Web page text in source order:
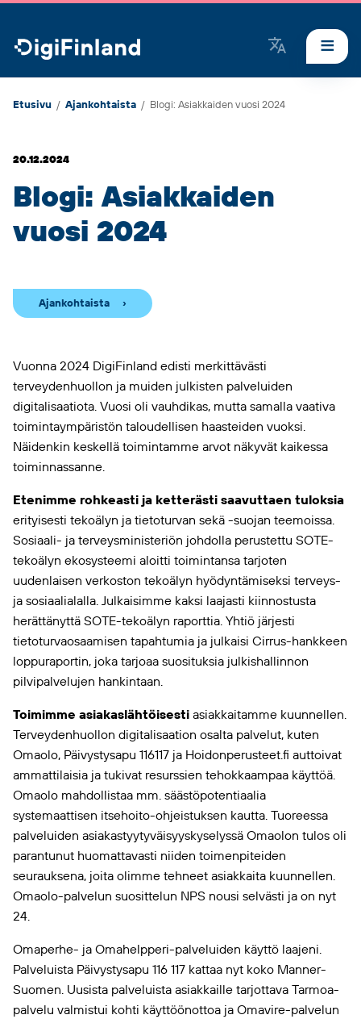
DigiFinland
Etusivu / Ajankohtaista / Blogi: Asiakkaiden vuosi 2024
20.12.2024
Blogi: Asiakkaiden
vuosi 2024
Ajankohtaista
Vuonna 2024 DigiFinland edisti merkittävästi
terveydenhuollon ja muiden julkisten palveluiden
digitalisaatiota. Vuosi oli vauhdikas, mutta samalla vaativa
toimintaympäristön taloudellisen haasteiden vuoksi.
Näidenkin keskellä toimintamme arvot näkyvät kaikessa
toiminnassanne.
Etenimme rohkeasti ja ketterästi saavuttaen tuloksia
erityisesti tekoälyn ja tietoturvan sekä -suojan teemoissa.
Sosiaali- ja terveysministeriön johdolla perustettu SOTE-
tekoälyn ekosysteemi aloitti toimintansa tarjoten
uudenlaisen verkoston tekoälyn hyödyntämiseksi terveys-
ja sosiaalialalla. Julkaisimme kaksi laajasti kiinnostusta
herättänyttä SOTE-tekoälyn raporttia. Yhtiö järjesti
tietoturvaosaamisen tapahtumia ja julkaisi Cirrus-hankkeen
loppuraportin, joka tarjoaa suosituksia julkishallinnon
pilvipalvelujen hankintaan.
Toimimme asiakaslähtöisesti asiakkaitamme kuunnellen.
Terveydenhuollon digitalisaation osalta palvelut, kuten
Omaolo, Päivystysapu 116117 ja Hoidonperusteet.fi auttoivat
ammattilaisia ja tukivat resurssien tehokkaampaa käyttöä.
Omaolo mahdollistaa mm. säästöpotentiaalia
systemaattisen itsehoito-ohjeistuksen kautta. Tuoreessa
palveluiden asiakastyytyväisyyskyselyssä Omaolon tulos oli
parantunut huomattavasti niiden toimenpiteiden
seurauksena, joita olimme tehneet asiakkaita kuunnellen.
Omaolo-palvelun suosittelun NPS nousi selvästi ja on nyt
24.
Omaperhe- ja Omahelpperi-palveluiden käyttö laajeni.
Palveluista Päivystysapu 116 117 kattaa nyt koko Manner-
Suomen. Uusista palveluista asiakkaille tarjottava Tarmoa-
palvelu valmistui kohti käyttöönottoa ja Omavire-palvelun